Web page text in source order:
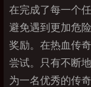
在完成了每一个
避免遇到更加危
奖励。在热血传
尝试。只有不断
为一名优秀的传奇